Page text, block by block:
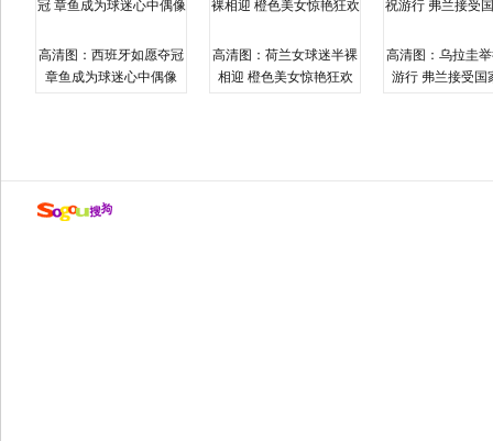
高清图：西班牙如愿夺冠
章鱼成为球迷心中偶像
高清图：荷兰女球迷半裸
相迎 橙色美女惊艳狂欢
高清图：乌拉圭
游行 弗兰接受国